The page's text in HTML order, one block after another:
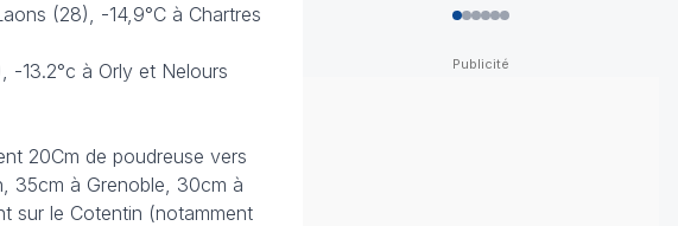
(28), -14,9°C à Chartres
-13.2°c à Orly et Nelours
20Cm de poudreuse vers
35cm à Grenoble, 30cm à
sur le Cotentin (notamment
012345